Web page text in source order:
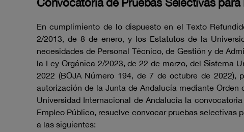
En cumplimiento de lo dispuesto en el Texto
2/2013, de 8 de enero, y los Estatutos de la
necesidades de Personal Técnico, de Gestión y de
la Ley Orgánica 2/2023, de 22 de marzo, del Sistema
2022 (BOJA Número 194, de 7 de octubre de
autorización de la Junta de Andalucía mediante
Universidad Internacional de Andalucía la
Empleo Público, resuelve convocar pruebas selectivas
a las siguientes: